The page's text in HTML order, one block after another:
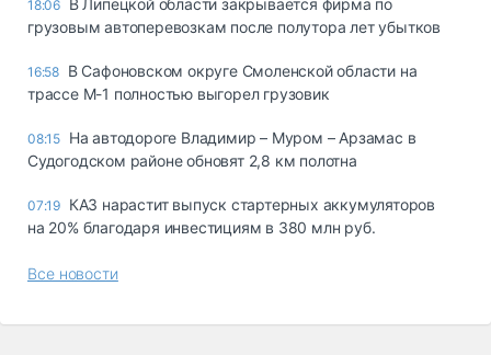
18:06 В Липецкой области закрывается фирма по
грузовым автоперевозкам после полутора лет убытков
16:58 В Сафоновском округе Смоленской области на
трассе М-1 полностью выгорел грузовик
08:15 На автодороге Владимир – Муром – Арзамас в
Судогодском районе обновят 2,8 км полотна
07:19 КАЗ нарастит выпуск стартерных аккумуляторов
на 20% благодаря инвестициям в 380 млн руб.
Все новости